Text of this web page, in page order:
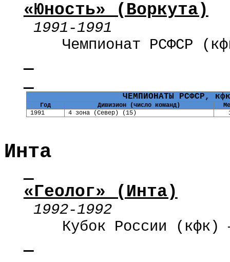
«Юность» (Воркута)
1991-1991
Чемпионат РСФСР (
ЧЕМПИОНАТЫ РСФСР,
Год Дивизион (число команд)
1991
4 зона (Север) (15)
Инта
«Геолог» (Инта)
1992-1992
Кубок России ( кфк)